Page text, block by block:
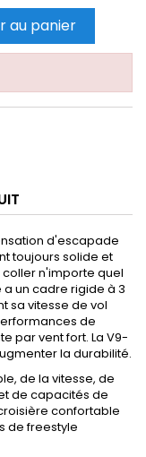
au panier
d'escapade
toujours solide et
n'importe quel
un cadre rigide à 3
sa vitesse de vol
de
par vent fort. La V9-
la durabilité.
de la vitesse, de
de capacités de
confortable
de freestyle